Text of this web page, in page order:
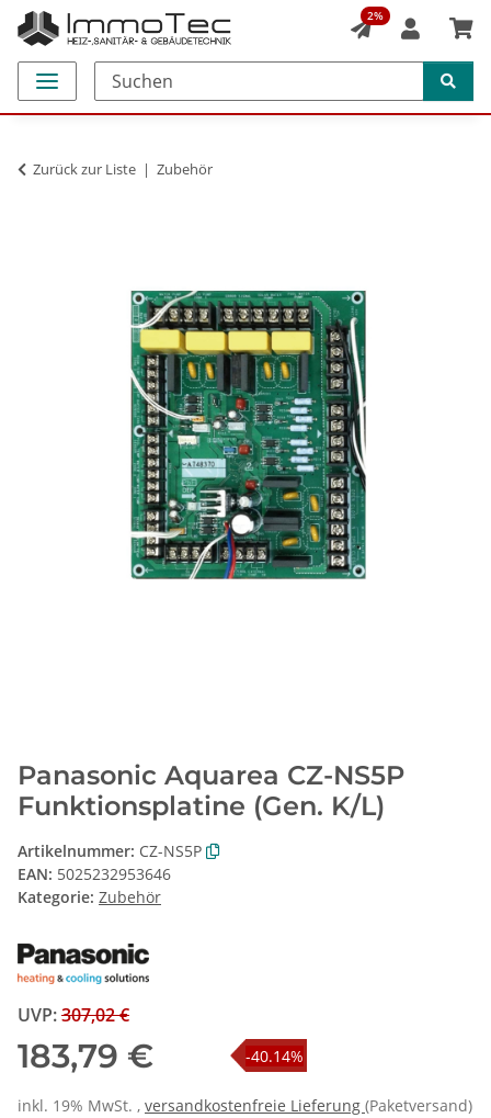
2%
Zurück zur Liste Zubehör
Panasonic Aquarea CZ-NS5P
Funktionsplatine (Gen. K/L)
Artikelnummer: CZ-NS5P
EAN: 5025232953646
Kategorie: Zubehör
UVP:307,02 €
-40.14%
183,79 €
inkl. 19% MwSt. , versandkostenfreie Lieferung (Paketversand)